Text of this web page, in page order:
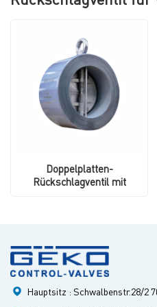
Doppelplatten-
Rückschlagventil mit
Hauptsitz : Schwalbenstr.28/2